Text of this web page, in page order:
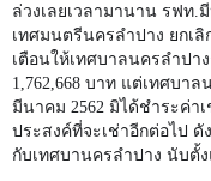
ล่วงเลยเวลามานาน รฟท.
เทศมนตรีนครลำปาง ยกเ
เตือนให้เทศบาลนครลำปา
1,762,668 บาท แต่เทศบาล
มีนาคม 2562 มิได้ชำระค่า
ประสงค์ที่จะเช่าอีกต่อไป
กับเทศบานครลำปาง นับตั้